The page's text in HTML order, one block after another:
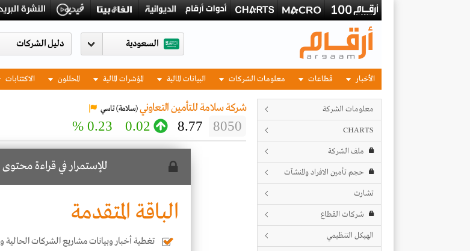
السعودية
الأخبار قطاعات معلومات الشركات البيانات المالية المؤشرات المالية المحللون الاكتتابات
معلومات الشركة
CHARTS
ملف الشركة
حجم تأمين الافراد والمنشآت
تشارت
شركات القطاع
الهيكل التنظيمي
شركة سلامة للتأمين التعاوني (سلامة)تاسي
8050
8.77
0.02
0.23 %
للإستمرار في قراءة
الباقة المتقدمة
تغطية أخبار وبيانات مشاريع الشركات الحالية